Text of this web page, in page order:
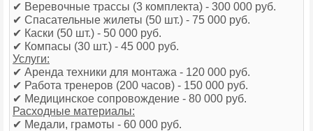
✔ Веревочные трассы (3 комплекта) - 300 000 руб.
✔ Спасательные жилеты (50 шт.) - 75 000 руб.
✔ Каски (50 шт.) - 50 000 руб.
✔ Компасы (30 шт.) - 45 000 руб.
Услуги:
✔ Аренда техники для монтажа - 120 000 руб.
✔ Работа тренеров (200 часов) - 150 000 руб.
✔ Медицинское сопровождение - 80 000 руб.
Расходные материалы:
✔ Медали, грамоты - 60 000 руб.